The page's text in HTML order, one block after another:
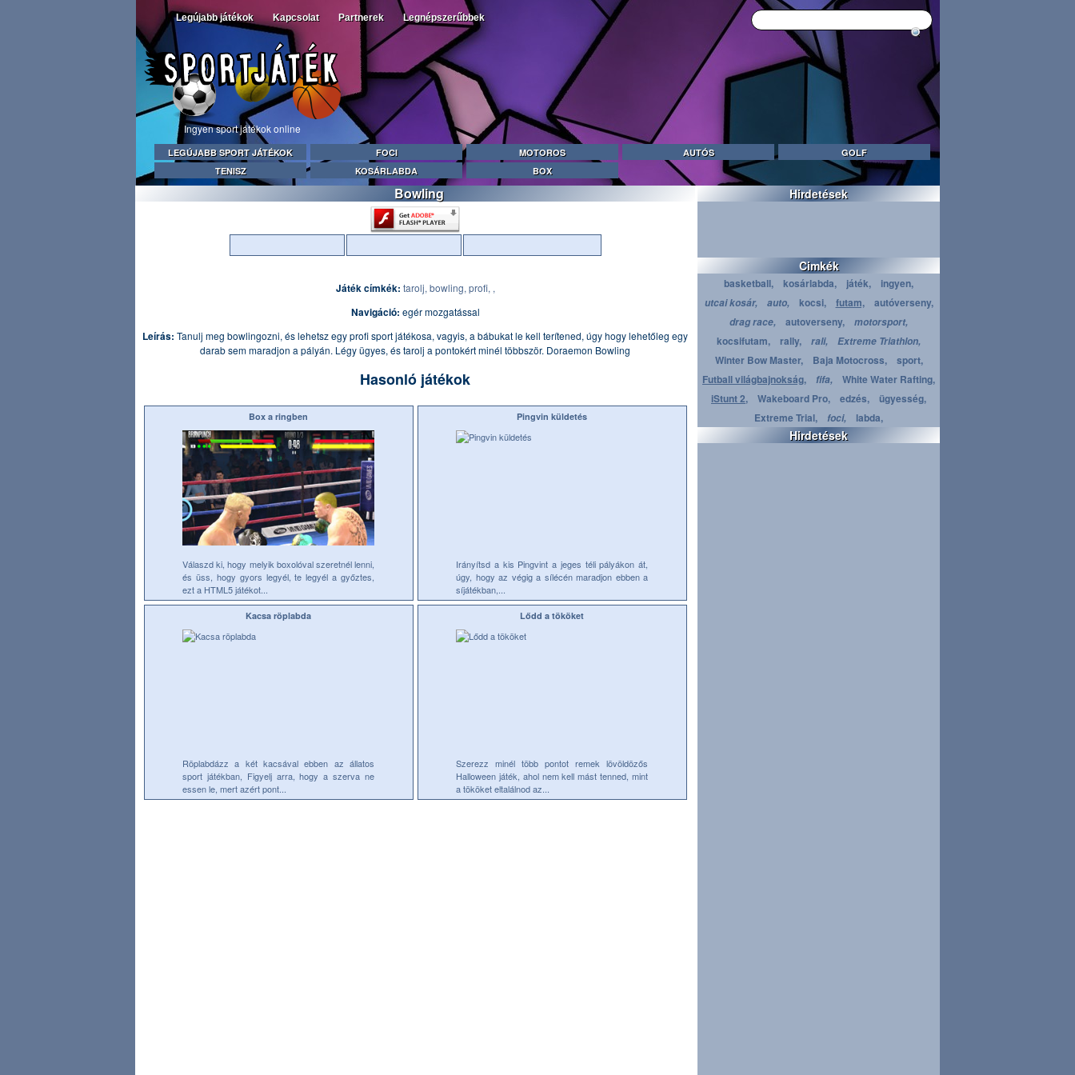
Legújabb játékok Kapcsolat Partnerek Legnépszerűbbek
Ingyen sport játékok online
LEGÚJABB SPORT JÁTÉKOK FOCI MOTOROS AUTÓS
GOLF
TENISZ
KOSÁRLABDA BOX
Bowling
Játék címkék: tarolj, bowling, profi, ,
Navigáció: egér mozgatással
Leírás: Tanulj meg bowlingozni, és lehetsz egy profi sport játékosa, vagyis, a bábukat le kell terítened, úgy hogy lehetőleg egy
darab sem maradjon a pályán. Légy ügyes, és tarolj a pontokért minél többször. Doraemon Bowling
Hasonló játékok
Box a ringben
Válaszd ki, hogy melyik boxolóval szeretnél lenni,
és üss, hogy gyors legyél, te legyél a győztes,
ezt a HTML5 játékot...
Pingvin küldetés
Irányítsd a kis Pingvint a jeges téli pályákon át,
úgy, hogy az végig a sílécén maradjon ebben a
síjátékban,...
Kacsa röplabda
Röplabdázz a két kacsával ebben az állatos
sport játékban, Figyelj arra, hogy a szerva ne
essen le, mert azért pont...
Lődd a tököket
Szerezz minél több pontot remek lövöldözős
Halloween játék, ahol nem kell mást tenned, mint
a tököket eltalálnod az...
Hirdetések
Cimkék
basketball, kosárlabda, játék, ingyen,
utcai kosár, auto, kocsi, futam, autóverseny,
drag race, autoverseny, motorsport,
kocsifutam, rally, rali, Extreme Triathlon,
Winter Bow Master, Baja Motocross,
sport,
Futball világbajnokság,
fifa,
White Water Rafting,
iStunt 2,
Wakeboard Pro, edzés,
ügyesség,
Extreme Trial,
foci, labda,
Hirdetések